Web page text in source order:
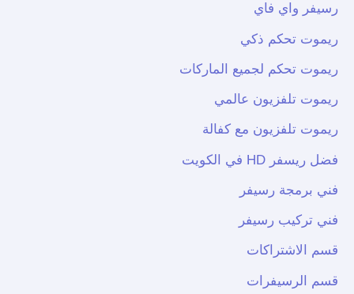
رسيفر واي فاي
ريموت تحكم ذكي
ريموت تحكم لجميع الماركات
ريموت تلفزيون عالمي
ريموت تلفزيون مع كفالة
فضل ريسفر HD في الكويت
فني برمجة رسيفر
فني تركيب رسيفر
قسم الاشتراكات
قسم الرسيفرات